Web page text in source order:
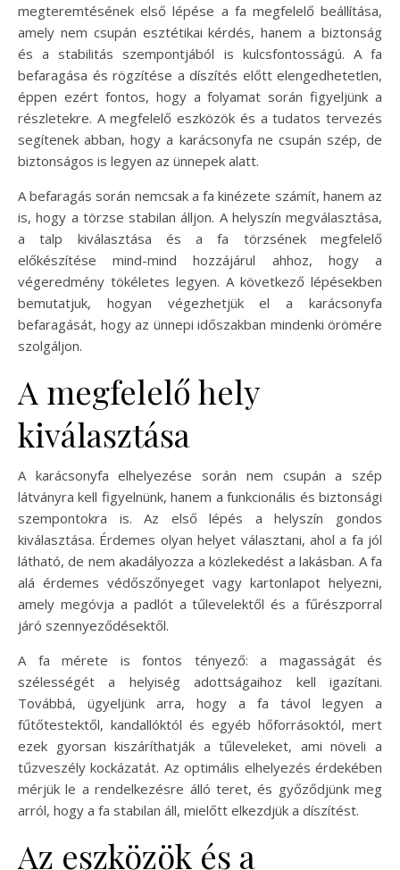
megteremtésének első lépése a fa megfelelő beállítása,
amely nem csupán esztétikai kérdés, hanem a biztonság
és a stabilitás szempontjából is kulcsfontosságú. A fa
befaragása és rögzítése a díszítés előtt elengedhetetlen,
éppen ezért fontos, hogy a folyamat során figyeljünk a
részletekre. A megfelelő eszközök és a tudatos tervezés
segítenek abban, hogy a karácsonyfa ne csupán szép, de
biztonságos is legyen az ünnepek alatt.
A befaragás során nemcsak a fa kinézete számít, hanem az
is, hogy a törzse stabilan álljon. A helyszín megválasztása,
a talp kiválasztása és a fa törzsének megfelelő
előkészítése mind-mind hozzájárul ahhoz, hogy a
végeredmény tökéletes legyen. A következő lépésekben
bemutatjuk, hogyan végezhetjük el a karácsonyfa
befaragását, hogy az ünnepi időszakban mindenki örömére
szolgáljon.
A megfelelő hely
kiválasztása
A karácsonyfa elhelyezése során nem csupán a szép
látványra kell figyelnünk, hanem a funkcionális és biztonsági
szempontokra is. Az első lépés a helyszín gondos
kiválasztása. Érdemes olyan helyet választani, ahol a fa jól
látható, de nem akadályozza a közlekedést a lakásban. A fa
alá érdemes védőszőnyeget vagy kartonlapot helyezni,
amely megóvja a padlót a tűlevelektől és a fűrészporral
járó szennyeződésektől.
A fa mérete is fontos tényező: a magasságát és
szélességét a helyiség adottságaihoz kell igazítani.
Továbbá, ügyeljünk arra, hogy a fa távol legyen a
fűtőtestektől, kandallóktól és egyéb hőforrásoktól, mert
ezek gyorsan kiszáríthatják a tűleveleket, ami növeli a
tűzveszély kockázatát. Az optimális elhelyezés érdekében
mérjük le a rendelkezésre álló teret, és győződjünk meg
arról, hogy a fa stabilan áll, mielőtt elkezdjük a díszítést.
Az eszközök és a